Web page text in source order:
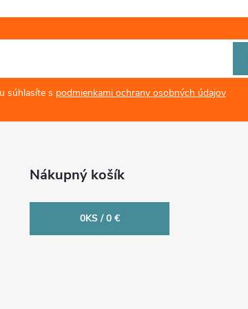
súhlasíte s podmienkami ochrany osobných údajov
Nákupný košík
0KS /0 €